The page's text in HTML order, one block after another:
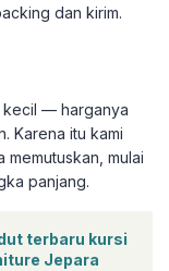
dan kirim.
kecil — harganya
Karena itu kami
mulai
panjang.
terbaru kursi
Jepara